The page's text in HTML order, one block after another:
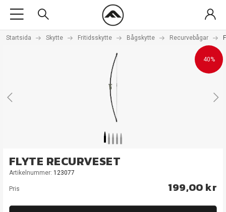
Startsida Skytte Fritidsskytte Bågskytte Recurvebågar
40%
FLYTE RECURVESET
Artikelnummer: 123077
Pris 199,00 kr